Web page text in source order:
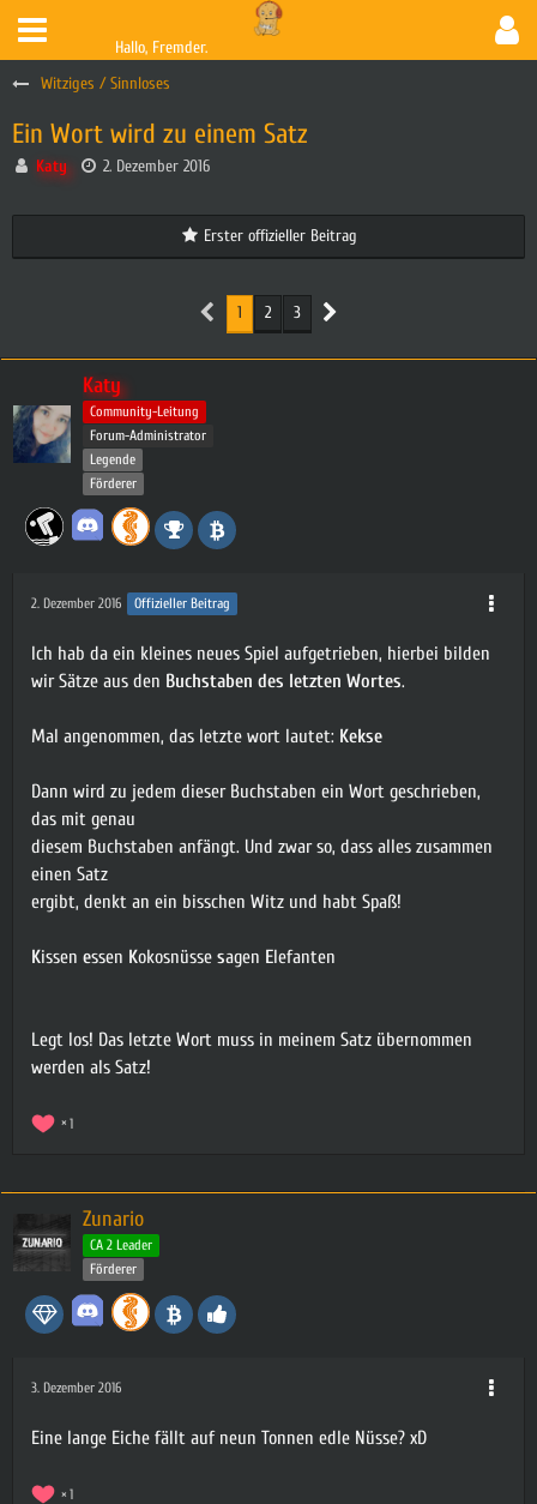
Hallo, Fremder.
Witziges / Sinnloses
Ein Wort wird zu einem Satz
Katy 2. Dezember 2016
Erster offizieller Beitrag
1 2 3
Katy
Community-Leitung
Forum-Administrator
Legende
Förderer
2. Dezember 2016 Offizieller Beitrag
Ich hab da ein kleines neues Spiel aufgetrieben, hierbei bilden
wir Sätze aus den Buchstaben des letzten Wortes.
Mal angenommen, das letzte wort lautet: Kekse
Dann wird zu jedem dieser Buchstaben ein Wort geschrieben,
das mit genau
diesem Buchstaben anfängt. Und zwar so, dass alles zusammen
einen Satz
ergibt, denkt an ein bisschen Witz und habt Spaß!
Kissen essen Kokosnüsse sagen Elefanten
Legt los! Das letzte Wort muss in meinem Satz übernommen
werden als Satz!
1
Zunario
CA 2 Leader
Förderer
3. Dezember 2016
Eine lange Eiche fällt auf neun Tonnen edle Nüsse? xD
1